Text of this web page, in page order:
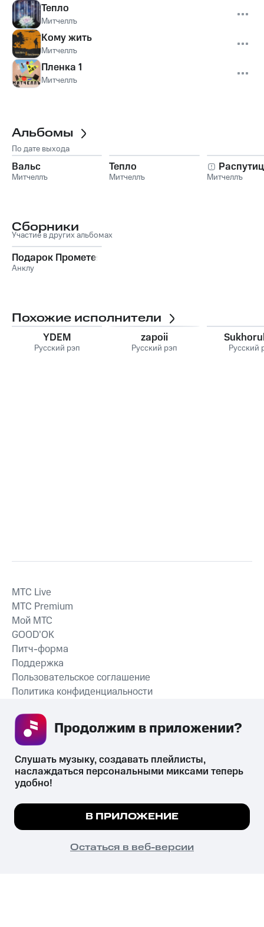
Тепло
Митчеллъ
Кому жить
Митчеллъ
Пленка 1
Митчеллъ
Альбомы
По дате выхода
Вальс
Митчеллъ
Тепло
Митчеллъ Митчеллъ
Сборники
Участие в других альбомах
Подарок Прометея
Анклу
Похожие исполнители
YDEM
Русский рэп
zapoii
Русский рэп Русский
СКАЧАТЬ ПРИЛОЖЕНИЕ
MTС Live
MTС Premium
Мой МТС
GOOD’OK
Питч-форма
Поддержка
Пользовательское соглашение
Политика конфиденциальности
психотропных веществ, их аналогов причиняет вред здоровью,
их незаконный оборот запрещён и влечёт установленную
законодательством ответственность.
© 2026 ООО «КИОН».
Все права защищены
Мы используем куки, чтобы на сайте все
Подробнее
ПОНЯТНО
Слушать музыку, создавать плейлисты,
наслаждаться персональными миксами теперь
удобно!
В ПРИЛОЖЕНИЕ
Остаться в веб-версии